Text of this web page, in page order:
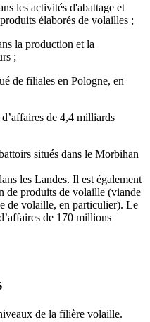
les activités d'abattage et
élaborés de volailles ;
la production et la
;
de filiales en Pologne, en
de 4,4 milliards
situés dans le Morbihan
les Landes. Il est également
de produits de volaille (viande
de volaille, en particulier). Le
de 170 millions
de la filière volaille.